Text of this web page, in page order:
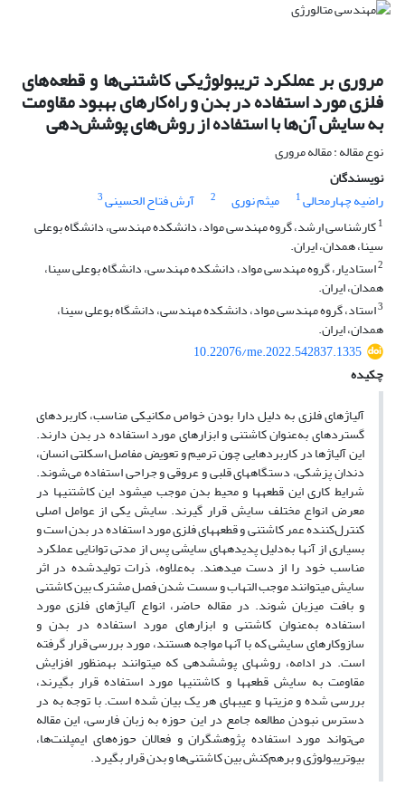
مروری بر عملکرد تریبولوژیکی کاشتنی‌ها و قطعه‌های
فلزی مورد استفاده در بدن و راه‌کارهای بهبود مقاومت
به سایش آن‌ها با استفاده از روش‌های پوشش‌دهی
نوع مقاله : مقاله مروری
نویسندگان
راضیه چهارمحالی1 میثم نوری 2 آرش فتاح الحسینی3
1کارشناسی ارشد، گروه مهندسی مواد، دانشکده مهندسی، دانشگاه بوعلی
سینا، همدان، ایران.
2استادیار، گروه مهندسی مواد، دانشکده مهندسی، دانشگاه بوعلی سینا،
همدان، ایران.
3استاد، گروه مهندسی مواد، دانشکده مهندسی، دانشگاه بوعلی سینا،
همدان، ایران.
10.22076/me.2022.542837.1335
چکیده
آلیاژهای فلزی به دلیل دارا بودن خواص مکانیکی مناسب، کاربردهای
گسترده­ای به‌عنوان کاشتنی و ابزارهای مورد استفاده در بدن دارند.
این آلیاژها در کاربردهایی چون ترمیم و تعویض مفاصل اسکلتی انسان،
دندان پزشکی، دستگاه­های قلبی و عروقی و جراحی استفاده می‌شوند.
شرایط کاری این قطعه­ها و محیط بدن موجب می­شود این کاشتنی­ها در
معرض انواع مختلف سایش قرار گیرند. سایش یکی از عوامل اصلی
کنترل‌کننده عمر کاشتنی و قطعه­های فلزی مورد استفاده در بدن است و
بسیاری از آن­ها به‌دلیل پدیده­های سایشی پس از مدتی توانایی عملکرد
مناسب خود را از دست می­دهند. به‌علاوه، ذرات تولیدشده در اثر
سایش می­توانند موجب التهاب و سست شدن فصل مشترک بین کاشتنی
و بافت میزبان شوند. در مقاله حاضر، انواع آلیاژهای فلزی مورد
استفاده به‌عنوان کاشتنی و ابزارهای مورد استفاده در بدن و
سازوکارهای سایشی که با آن­ها مواجه هستند، مورد بررسی قرار گرفته
است. در ادامه، روش­های پوشش­دهی که می­توانند به­منظور افزایش
مقاومت به سایش قطعه­ها و کاشتنی­ها مورد استفاده قرار بگیرند،
بررسی شده و مزیت­ها و عیب­های هر یک بیان شده است. با توجه به در
دسترس نبودن مطالعه جامع در این حوزه به زبان فارسی، این مقاله
می‌تواند مورد استفاده پژوهشگران و فعالان حوزه‌های ایمپلنت‌ها،
بیوتریبولوژی و برهم‌کنش بین کاشتنی‌ها و بدن قرار بگیرد.